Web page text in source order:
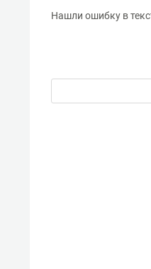
Нашли ошибку в